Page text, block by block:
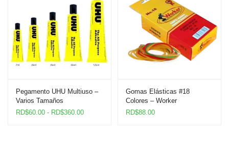
Pegamento UHU Multiuso –
Varios Tamaños
RD$60.00 - RD$360.00Rango
Gomas Elásticas #18
Colores – Worker
RD$88.00